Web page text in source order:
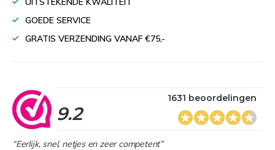
GOEDE SERVICE
GRATIS VERZENDING VANAF €75,-
9.2
1631 beoordelingen
“Eerlijk, snel, netjes en zeer competent”